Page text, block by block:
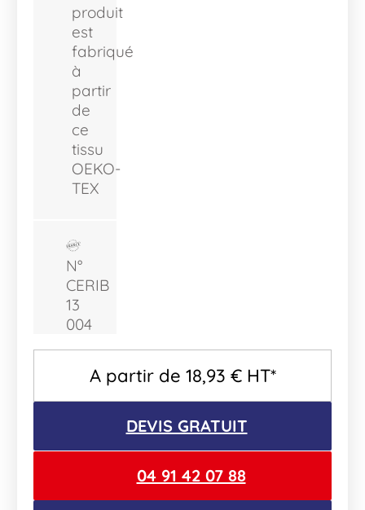
produit
est
fabriqué
à
partir
de
ce
tissu
OEKO-
TEX
N°
CERIB
13
004
A partir de 18,93 €HT*
DEVIS GRATUIT
04 91 42 07 88